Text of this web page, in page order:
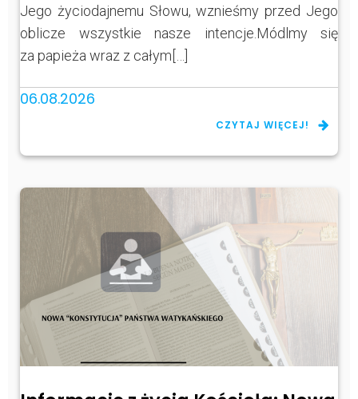
Jego życiodajnemu Słowu, wznieśmy przed Jego
oblicze wszystkie nasze intencje.Módlmy się
za papieża wraz z całym[…]
06.08.2026
CZYTAJ WIĘCEJ!